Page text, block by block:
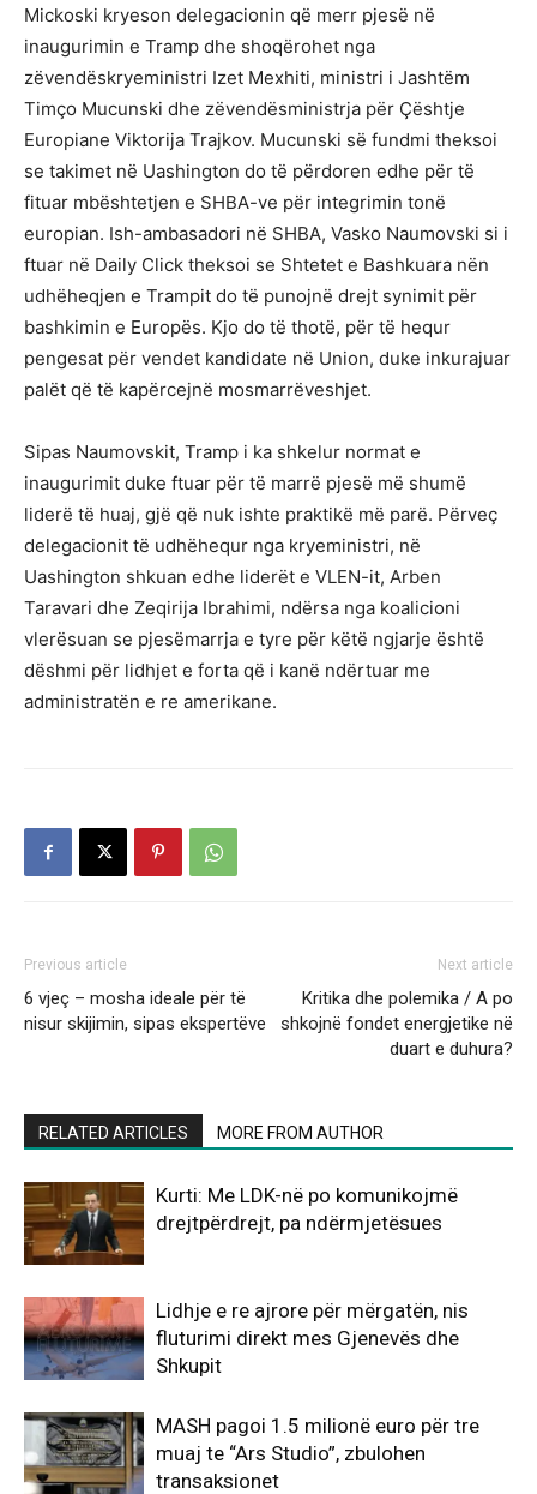
Mickoski kryeson delegacionin që merr pjesë në
inaugurimin e Tramp dhe shoqërohet nga
zëvendëskryeministri Izet Mexhiti, ministri i Jashtëm
Timço Mucunski dhe zëvendësministrja për Çështje
Europiane Viktorija Trajkov. Mucunski së fundmi theksoi
se takimet në Uashington do të përdoren edhe për të
fituar mbështetjen e SHBA-ve për integrimin tonë
europian. Ish-ambasadori në SHBA, Vasko Naumovski si i
ftuar në Daily Click theksoi se Shtetet e Bashkuara nën
udhëheqjen e Trampit do të punojnë drejt synimit për
bashkimin e Europës. Kjo do të thotë, për të hequr
pengesat për vendet kandidate në Union, duke inkurajuar
palët që të kapërcejnë mosmarrëveshjet.
Sipas Naumovskit, Tramp i ka shkelur normat e
inaugurimit duke ftuar për të marrë pjesë më shumë
liderë të huaj, gjë që nuk ishte praktikë më parë. Përveç
delegacionit të udhëhequr nga kryeministri, në
Uashington shkuan edhe liderët e VLEN-it, Arben
Taravari dhe Zeqirija Ibrahimi, ndërsa nga koalicioni
vlerësuan se pjesëmarrja e tyre për këtë ngjarje është
dëshmi për lidhjet e forta që i kanë ndërtuar me
administratën e re amerikane.
Previous article
6 vjeç – mosha ideale për të
nisur skijimin, sipas ekspertëve
Next article
Kritika dhe polemika / A po
shkojnë fondet energjetike në
duart e duhura?
RELATED ARTICLES MORE FROM AUTHOR
Kurti: Me LDK-në po komunikojmë
drejtpërdrejt, pa ndërmjetësues
Lidhje e re ajrore për mërgatën, nis
fluturimi direkt mes Gjenevës dhe
Shkupit
MASH pagoi 1.5 milionë euro për tre
muaj te “Ars Studio”, zbulohen
transaksionet